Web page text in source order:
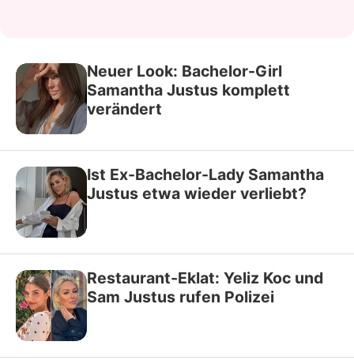
Neuer Look: Bachelor-Girl
Samantha Justus komplett
verändert
Ist Ex-Bachelor-Lady Samantha
Justus etwa wieder verliebt?
Restaurant-Eklat: Yeliz Koc und
Sam Justus rufen Polizei